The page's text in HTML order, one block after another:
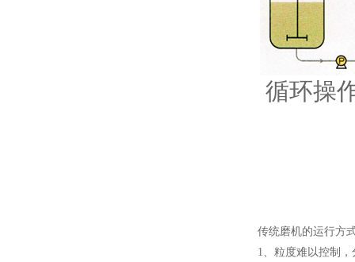
循环操
传统磨机的运行方
1、粒度难以控制